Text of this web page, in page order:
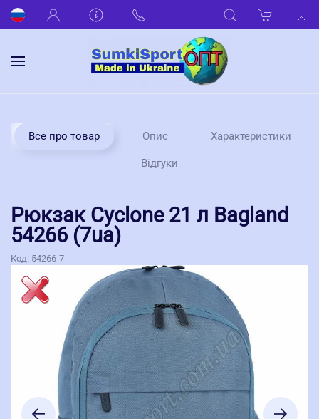
Все про товар Опис Характеристики
Відгуки
Рюкзак Cyclone 21 л Bagland
54266 (7ua)
Код: 54266-7